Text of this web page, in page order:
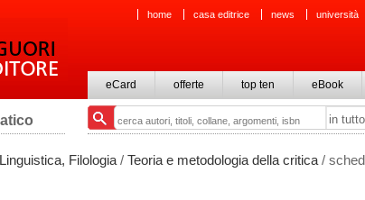
home casa editrice news università
eCard offerte top ten eBook
Filologia / Teoria e metodologia della critica /